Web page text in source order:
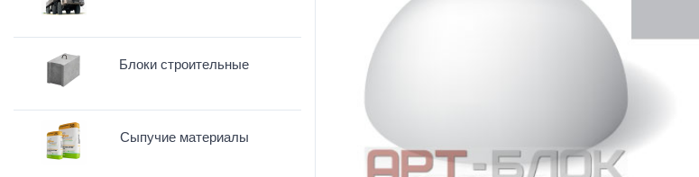
Блоки строительные
Сыпучие материалы